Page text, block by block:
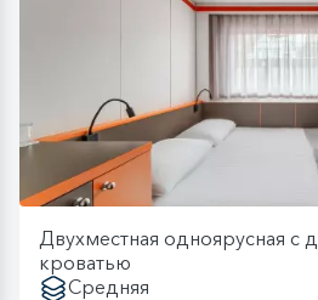
Двухместная одноярусная с
кроватью
Средняя